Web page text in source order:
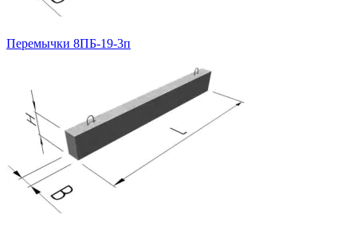
Перемычки 8ПБ-19-3п